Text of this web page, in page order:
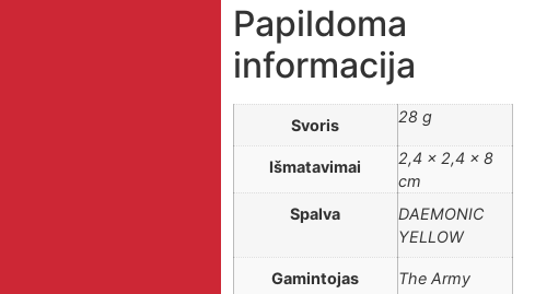
Papildoma
informacija
Svoris 28 g
Išmatavimai
2,4 × 2,4 × 8
cm
Spalva
DAEMONIC
YELLOW
Gamintojas
The Army